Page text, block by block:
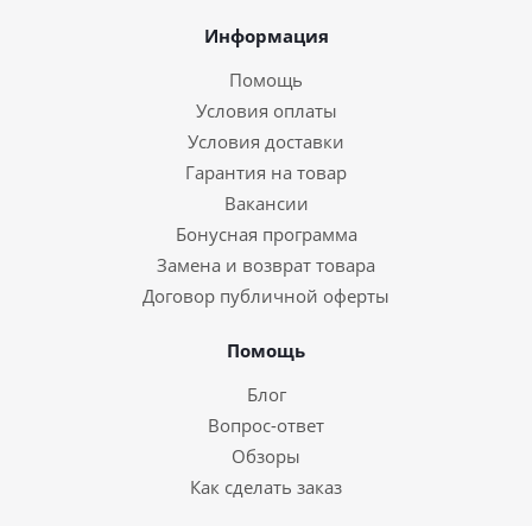
Информация
Помощь
Условия оплаты
Условия доставки
Гарантия на товар
Вакансии
Бонусная программа
Замена и возврат товара
Договор публичной оферты
Помощь
Блог
Вопрос-ответ
Обзоры
Как сделать заказ